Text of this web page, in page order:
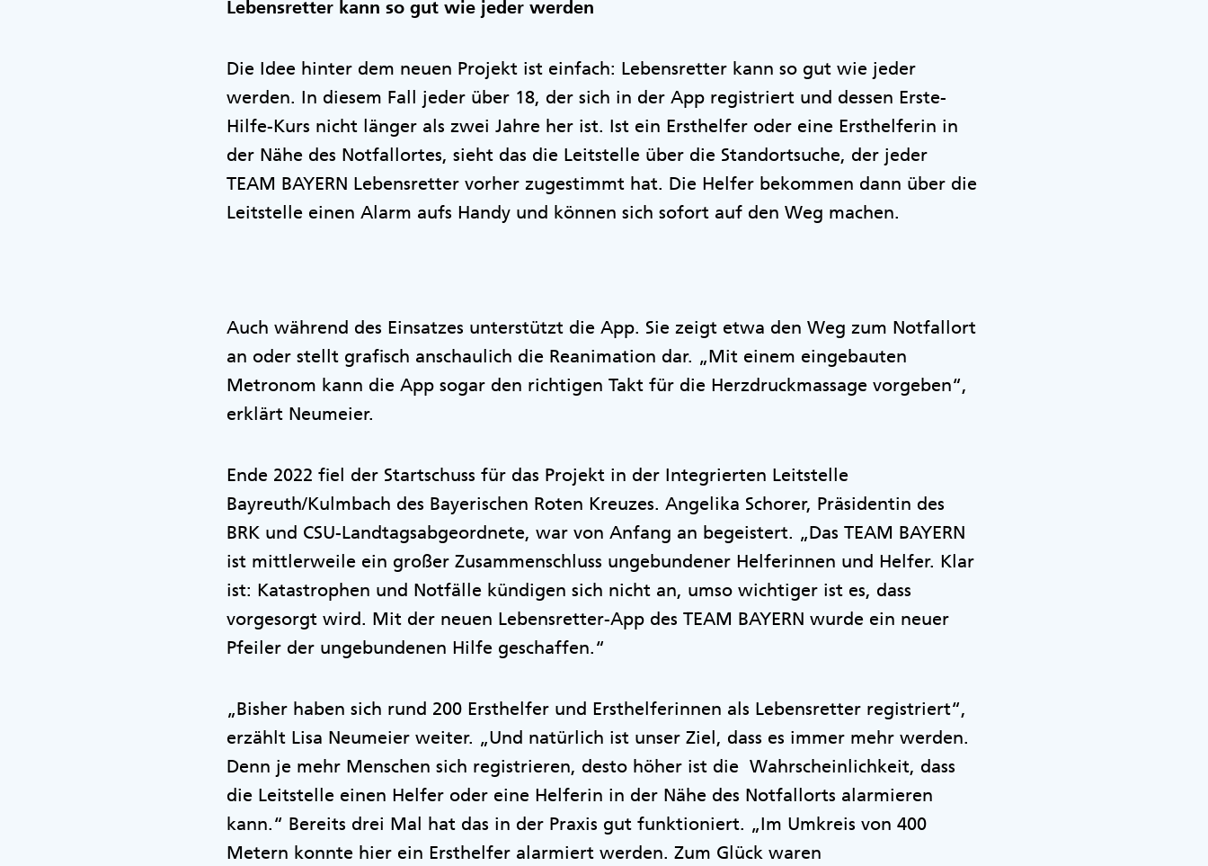
Lebensretter kann so gut wie jeder werden
Die Idee hinter dem neuen Projekt ist einfach: Lebensretter kann so gut wie jeder
werden. In diesem Fall jeder über 18, der sich in der App registriert und dessen Erste-
Hilfe-Kurs nicht länger als zwei Jahre her ist. Ist ein Ersthelfer oder eine Ersthelferin in
der Nähe des Notfallortes, sieht das die Leitstelle über die Standortsuche, der jeder
TEAM BAYERN Lebensretter vorher zugestimmt hat. Die Helfer bekommen dann über die
Leitstelle einen Alarm aufs Handy und können sich sofort auf den Weg machen.
Auch während des Einsatzes unterstützt die App. Sie zeigt etwa den Weg zum Notfallort
an oder stellt grafisch anschaulich die Reanimation dar. „Mit einem eingebauten
Metronom kann die App sogar den richtigen Takt für die Herzdruckmassage vorgeben“,
erklärt Neumeier.
Ende 2022 fiel der Startschuss für das Projekt in der Integrierten Leitstelle
Bayreuth/Kulmbach des Bayerischen Roten Kreuzes. Angelika Schorer, Präsidentin des
BRK und CSU-Landtagsabgeordnete, war von Anfang an begeistert. „Das TEAM BAYERN
ist mittlerweile ein großer Zusammenschluss ungebundener Helferinnen und Helfer. Klar
ist: Katastrophen und Notfälle kündigen sich nicht an, umso wichtiger ist es, dass
vorgesorgt wird. Mit der neuen Lebensretter-App des TEAM BAYERN wurde ein neuer
Pfeiler der ungebundenen Hilfe geschaffen.“
„Bisher haben sich rund 200 Ersthelfer und Ersthelferinnen als Lebensretter registriert“,
erzählt Lisa Neumeier weiter. „Und natürlich ist unser Ziel, dass es immer mehr werden.
Denn je mehr Menschen sich registrieren, desto höher ist die Wahrscheinlichkeit, dass
die Leitstelle einen Helfer oder eine Helferin in der Nähe des Notfallorts alarmieren
kann.“ Bereits drei Mal hat das in der Praxis gut funktioniert. „Im Umkreis von 400
Metern konnte hier ein Ersthelfer alarmiert werden. Zum Glück waren